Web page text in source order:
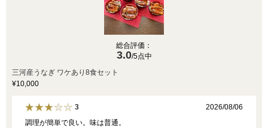
総合評価：
3.0/5点中
三河産うなぎ ワケあり8食セット
¥10,000
3
2026/08/06
調理が簡単で良い。味は普通。